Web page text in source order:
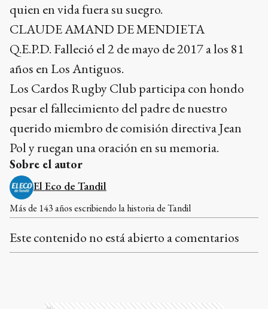
quien en vida fuera su suegro.
CLAUDE AMAND DE MENDIETA
Q.E.P.D. Falleció el 2 de mayo de 2017 a los 81
años en Los Antiguos.
Los Cardos Rugby Club participa con hondo
pesar el fallecimiento del padre de nuestro
querido miembro de comisión directiva Jean
Pol y ruegan una oración en su memoria.
Sobre el autor
El Eco de Tandil
Más de 143 años escribiendo la historia de Tandil
Este contenido no está abierto a comentarios
Ads